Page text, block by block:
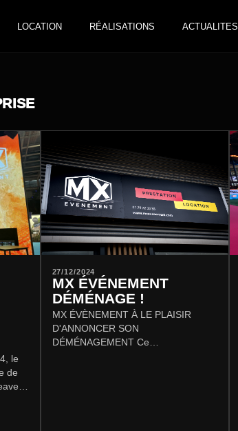
LOCATION RÉALISATIONS ACTUALITES
le
de
27/12/2024
MX ÉVÉNEMENT
DÉMÉNAGE !
MX ÉVÈNEMENT À LE PLAISIR
D'ANNONCER SON
DÉMÉNAGEMENT Ce